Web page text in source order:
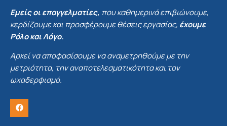
Εμείς οι επαγγελματίες, που καθημερινά επιβιώνουμε,
κερδίζουμε και προσφέρουμε θέσεις εργασίας, έχουμε
Ρόλο και Λόγο.
Αρκεί να αποφασίσουμε να αναμετρηθούμε με την
μετριότητα, την αναποτελεσματικότητα και τον
ωχαδερφισμό.